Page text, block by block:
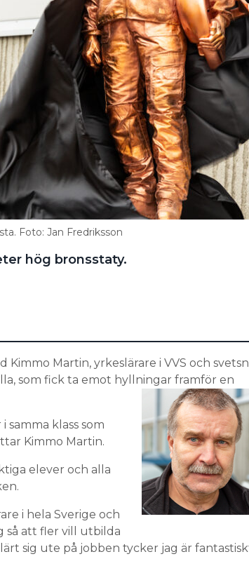
Foto: Jan Fredriksson
hög bronsstaty.
Kimmo Martin, yrkeslärare i VVS och
som fick ta emot hyllningar framför en
samma klass som
Kimmo Martin.
elever och alla
i hela Sverige och
så att fler vill utbilda
sig ute på jobben tycker jag är